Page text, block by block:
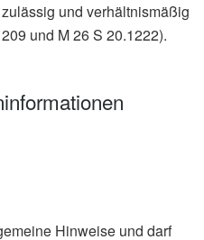
und verhältnismäßig
und M 26 S 20.1222).
Hinweise und darf